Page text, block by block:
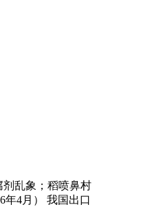
乱象；稻喷鼻村
年4月） 我国出口